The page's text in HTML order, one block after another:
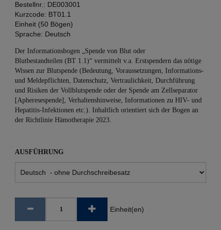
Bestellnr.: DE003001
Kurzcode: BT01.1
Einheit (50 Bögen)
Sprache: Deutsch
Der Informationsbogen „Spende von Blut oder
Blutbestandteilen (BT 1.1)“ vermittelt v.a. Erstspendern das nötige
Wissen zur Blutspende (Bedeutung, Voraussetzungen, Informations-
und Meldepflichten, Datenschutz, Vertraulichkeit, Durchführung
und Risiken der Vollblutspende oder der Spende am Zellseparator
[Apheresespende], Verhaltenshinweise, Informationen zu HIV- und
Hepatitis-Infektionen etc.). Inhaltlich orientiert sich der Bogen an
der Richtlinie Hämotherapie 2023.
AUSFÜHRUNG
Einheit(en)